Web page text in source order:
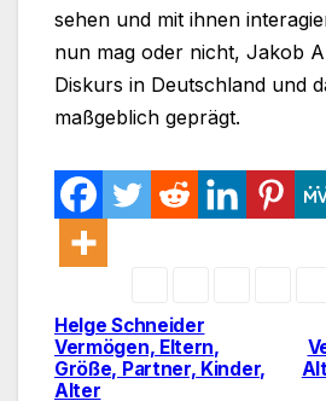
sehen und mit ihnen
nun mag oder nicht, Jakob
Diskurs in Deutschland und
maßgeblich geprägt.
Post
navigation
Helge Schneider
Vermögen, Eltern,
Größe, Partner, Kinder,
Alter